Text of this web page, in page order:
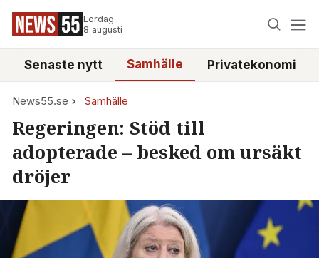
Lördag
8 augusti
Senaste nytt Samhälle Privatekonomi
News55.se Samhälle
Regeringen: Stöd till
adopterade – besked om ursäkt
dröjer